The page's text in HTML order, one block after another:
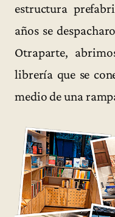
estructura
años se
Otraparte,
librería que se
medio de una